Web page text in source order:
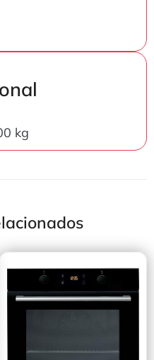
kg